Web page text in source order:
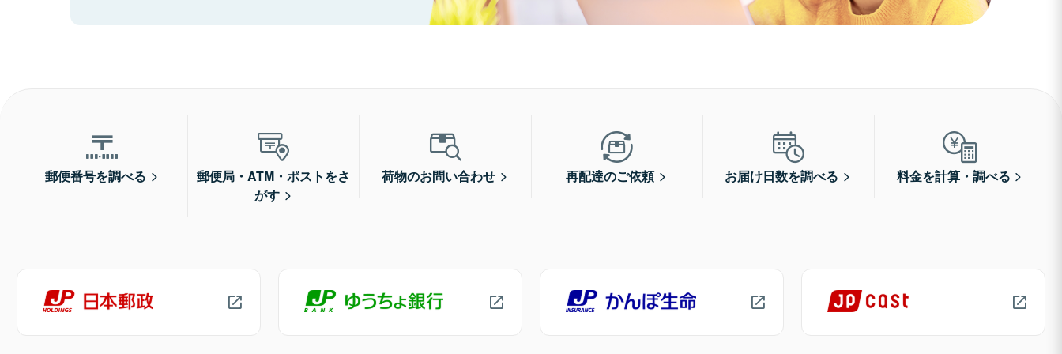
郵便番号を調べる
郵便局・ATM・ポストをさ
がす
荷物のお問い合わせ 再配達のご依頼 お届け日数を調べる 料金を計算・調べる